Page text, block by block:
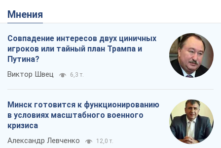
Мнения
Совпадение интересов двух циничных
игроков или тайный план Трампа и
Путина?
Виктор Швец 6,3 т.
Минск готовится к функционированию
в условиях масштабного военного
кризиса
Александр Левченко 12,0 т.